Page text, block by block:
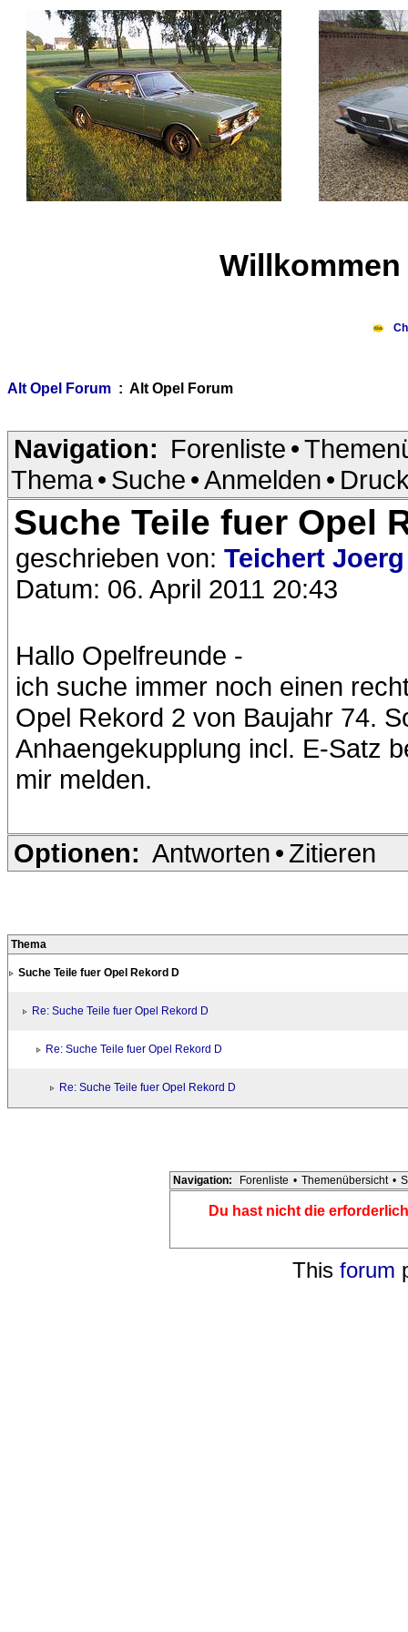
Alt Opel Forum : Alt Opel Forum
Navigation: Forenliste •
Thema• Suche •Anmelden •
Suche Teile fuer Opel
geschrieben von: Teichert
Datum: 06. April 2011 20:43
Hallo Opelfreunde -
ich suche immer noch einen
Opel Rekord 2 von Baujahr 74.
Anhaengekupplung incl. E-Satz
mir melden.
Optionen: Antworten • Zitieren
Thema
Suche Teile fuer Opel Rekord D
Re: Suche Teile fuer Opel Rekord D
Re: Suche Teile fuer Opel Rekord D
Re: Suche Teile fuer Opel Rekord D
Navigation: Forenliste • Themenübersicht •
Du hast nicht die
This forum